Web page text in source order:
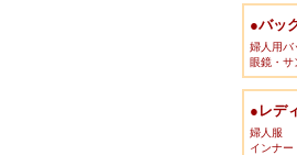
●バッ
婦人用バ
眼鏡・サ
●レデ
婦人服
インナ